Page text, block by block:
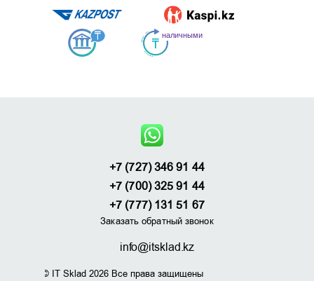
+7 (727) 346 91 44
+7 (700) 325 91 44
+7 (777) 131 51 67
Заказать обратный звонок
info@itsklad.kz
© IT Sklad 2026 Все права защищены